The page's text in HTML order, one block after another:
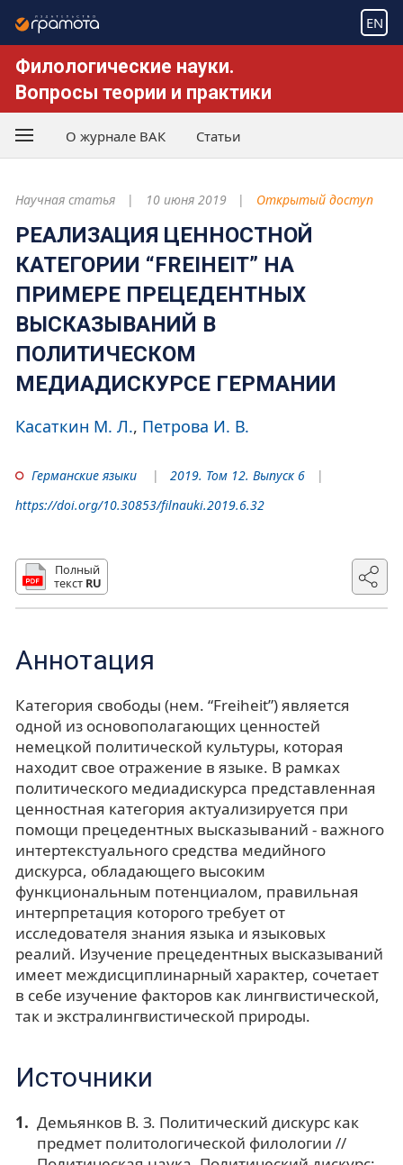
EN
Филологические науки.
Вопросы теории и практики
О журнале ВАК Статьи
Научная статья 10 июня 2019 Открытый доступ
РЕАЛИЗАЦИЯ ЦЕННОСТНОЙ
КАТЕГОРИИ “FREIHEIT” НА
ПРИМЕРЕ ПРЕЦЕДЕНТНЫХ
ВЫСКАЗЫВАНИЙ В
ПОЛИТИЧЕСКОМ
МЕДИАДИСКУРСЕ ГЕРМАНИИ
Касаткин М. Л. Петрова И. В.
Германские языки
2019. Том 12. Выпуск 6
https://doi.org/10.30853/filnauki.2019.6.32
Полный
текст RU
Аннотация
Категория свободы (нем. “Freiheit”) является
одной из основополагающих ценностей
немецкой политической культуры, которая
находит свое отражение в языке. В рамках
политического медиадискурса представленная
ценностная категория актуализируется при
помощи прецедентных высказываний - важного
интертекстуального средства медийного
дискурса, обладающего высоким
функциональным потенциалом, правильная
интерпретация которого требует от
исследователя знания языка и языковых
реалий. Изучение прецедентных высказываний
имеет междисциплинарный характер, сочетает
в себе изучение факторов как лингвистической,
так и экстралингвистической природы.
Источники
Демьянков В. З. Политический дискурс как
предмет политологической филологии //